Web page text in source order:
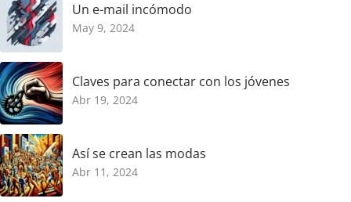
Un e-mail incómodo
May 9, 2024
Claves para conectar con los jóvenes
Abr 19, 2024
Así se crean las modas
Abr 11, 2024